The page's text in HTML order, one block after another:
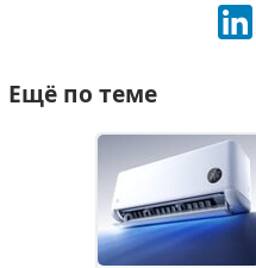
Ещё по теме